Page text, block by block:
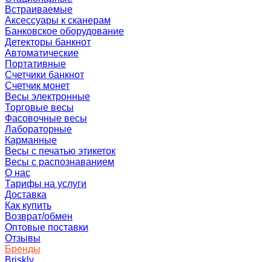
Встраиваемые
Аксессуары к сканерам
Банковское оборудование
Детекторы банкнот
Автоматические
Портативные
Счетчики банкнот
Счетчик монет
Весы электронные
Торговые весы
Фасовочные весы
Лабораторные
Карманные
Весы с печатью этикеток
Весы с распознаванием
О нас
Тарифы на услуги
Доставка
Как купить
Возврат/обмен
Оптовые поставки
Отзывы
Бренды
Briskly